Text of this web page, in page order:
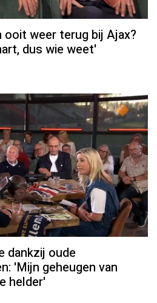
weer terug bij Ajax?
dus wie weet'
dankzij oude
'Mijn geheugen van
helder'